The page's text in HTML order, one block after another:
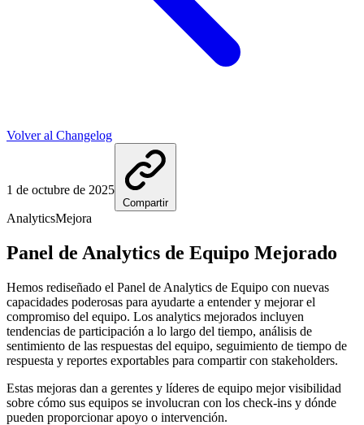
Volver al Changelog
1 de octubre de 2025
Compartir
AnalyticsMejora
Panel de Analytics de Equipo Mejorado
Hemos rediseñado el Panel de Analytics de Equipo con nuevas
capacidades poderosas para ayudarte a entender y mejorar el
compromiso del equipo. Los analytics mejorados incluyen
tendencias de participación a lo largo del tiempo, análisis de
sentimiento de las respuestas del equipo, seguimiento de tiempo de
respuesta y reportes exportables para compartir con stakeholders.
Estas mejoras dan a gerentes y líderes de equipo mejor visibilidad
sobre cómo sus equipos se involucran con los check-ins y dónde
pueden proporcionar apoyo o intervención.